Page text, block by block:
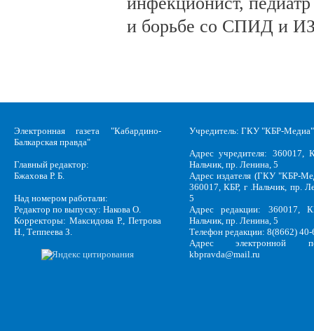
и борьбе со СПИД и
Электронная газета "Кабардино-
Балкарская правда"
Главный редактор:
Бжахова Р. Б.
Над номером работали:
Редактор по выпуску: Накова О.
Корректоры: Максидова Р., Петрова
Н., Теппеева З.
Учредитель: ГКУ "КБР-Медиа"
Адрес учредителя: 360017,
Нальчик, пр. Ленина, 5
Адрес издателя (ГКУ "КБР-
360017, КБР, г .Нальчик, пр.
5
Адрес редакции: 360017,
Нальчик, пр. Ленина, 5
Телефон редакции: 8(8662)
Адрес электронной
kbpravda@mail.ru